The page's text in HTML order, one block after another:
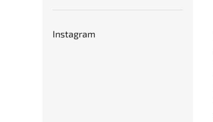
Instagram